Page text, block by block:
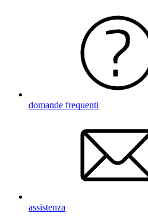
domande frequenti
assistenza